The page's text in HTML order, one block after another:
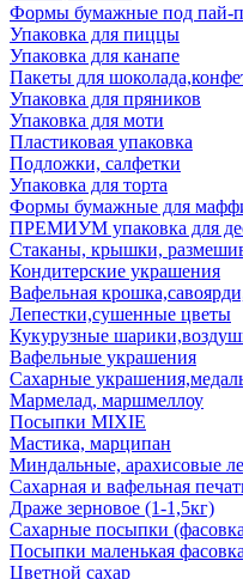
Формы бумажные под пай-
Упаковка для пиццы
Упаковка для канапе
Пакеты для
Упаковка для пряников
Упаковка для моти
Пластиковая упаковка
Подложки, салфетки
Упаковка для торта
Формы бумажные для
ПРЕМИУМ упаковка для
Стаканы, крышки,
Кондитерские украшения
Вафельная
Лепестки,сушенные цветы
Кукурузные
Вафельные украшения
Сахарные
Мармелад, маршмеллоу
Посыпки MIXIE
Мастика, марципан
Миндальные, арахисовые
Сахарная и вафельная
Драже зерновое (1-1,5кг)
Сахарные посыпки
Посыпки маленькая фасовка
Цветной сахар